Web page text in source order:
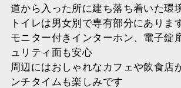
道から入った所に建ち落ち着いた環
トイレは男女別で専有部分にありま
モニター付きインターホン、電子錠
ュリティ面も安心
周辺にはおしゃれなカフェや飲食店
ンチタイムも楽しみです